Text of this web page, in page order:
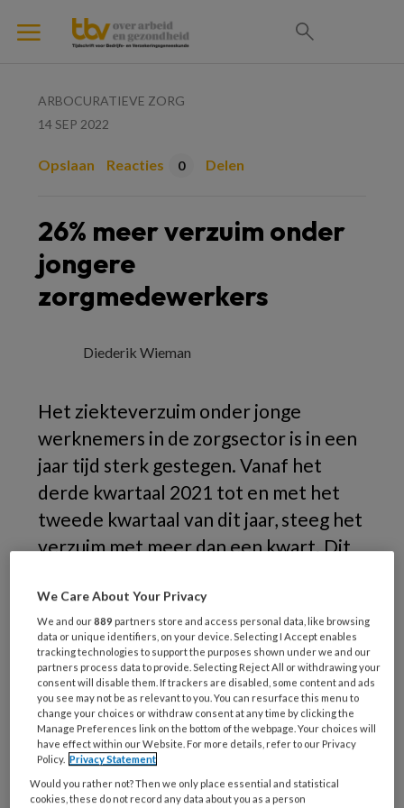
ARBOCURATIEVE ZORG
14 SEP 2022
Opslaan Reacties 0 Delen
26% meer verzuim onder
jongere
zorgmedewerkers
Diederik Wieman
Het ziekteverzuim onder jonge
werknemers in de zorgsector is in een
jaar tijd sterk gestegen. Vanaf het
derde kwartaal 2021 tot en met het
tweede kwartaal van dit jaar, steeg het
verzuim met meer dan een kwart. Dit
PGGM.
Het verzuimpercentage van jongeren in de
leeftijd tot 26 jaar is het afgelopen jaar
gestegen tot 5,98%, Dat is een stijging van
26% ten opzichte van dezelfde periode een
jaar geleden, toen het verzuimpercentage op
4,76% bleef steken. Vergeleken met drie jaar
geleden (voor de Covid-pandemie) is de
We Care About Your Privacy
We and our889 partners store and access personal data, like browsing
data or unique identifiers, on your device. Selecting I Accept enables
tracking technologies to support the purposes shown under we and our
partners process data to provide. Selecting Reject All or withdrawing your
consent will disable them. If trackers are disabled, some content and ads
you see may not be as relevant to you. You can resurface this menu to
change your choices or withdraw consent at any time by clicking the
Manage Preferences link on the bottom of the webpage. Your choices will
have effect within our Website. For more details, refer to our Privacy
Policy. Privacy Statement
Would you rather not? Then we only place essential and statistical
cookies, these do not record any data about you as a person